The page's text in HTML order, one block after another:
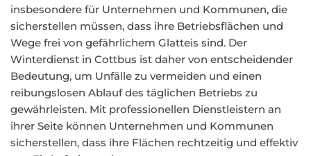
insbesondere für Unternehmen und Kommunen, die
sicherstellen müssen, dass ihre Betriebsflächen und
Wege frei von gefährlichem Glatteis sind. Der
Winterdienst in Cottbus ist daher von entscheidender
Bedeutung, um Unfälle zu vermeiden und einen
reibungslosen Ablauf des täglichen Betriebs zu
gewährleisten. Mit professionellen Dienstleistern an
ihrer Seite können Unternehmen und Kommunen
sicherstellen, dass ihre Flächen rechtzeitig und effektiv